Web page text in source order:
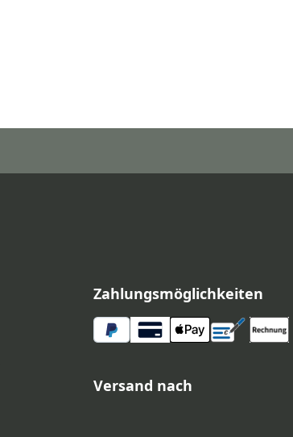
Zahlungsmöglichkeiten
Versand nach